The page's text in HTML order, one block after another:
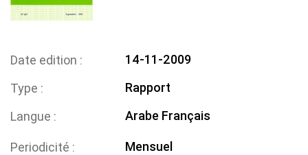
Date edition
14-11-2009
Type
Rapport
Langue
Arabe Français
Periodicité
Mensuel